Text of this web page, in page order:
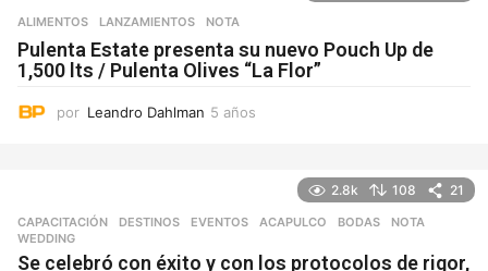
ALIMENTOS ,LANZAMIENTOS NOTA
Pulenta Estate presenta su nuevo Pouch Up de
1,500 lts / Pulenta Olives “La Flor”
por Leandro Dahlman 5 años
2.8k 108 21
CAPACITACIÓN ,DESTINOS ,EVENTOS ACAPULCO ,BODAS ,NOTA
WEDDING
Se celebró con éxito y con los protocolos de rigor,